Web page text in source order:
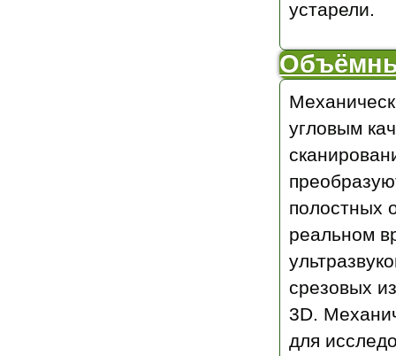
устарели.
угловым
полостных
реальном
срезовых
3D.
для